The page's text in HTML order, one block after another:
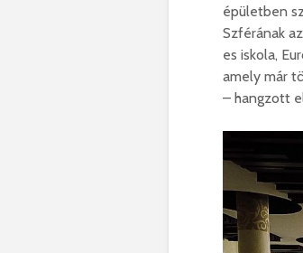
épületben
Szférának
es iskola,
amely már
– hangzott